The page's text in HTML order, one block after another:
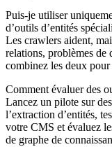
Puis-je utiliser
d’outils d’entités
Les crawlers aident,
relations, problèmes de
combinez les deux
Comment évaluer des
Lancez un pilote sur
l’extraction d’entités,
votre CMS et évaluez
de graphe de